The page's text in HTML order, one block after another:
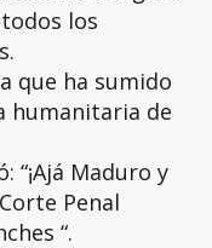
los
que ha sumido
humanitaria de
“¡Ajá Maduro y
Penal
“.